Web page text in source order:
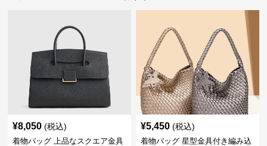
¥8,050 (税込)
着物バッグ 上品なスクエア金具
¥5,450 (税込)
着物バッグ 星型金具付き編み込